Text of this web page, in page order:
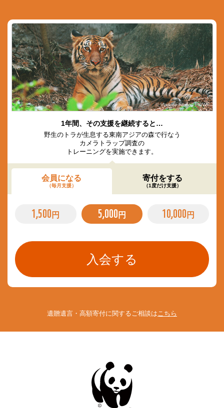
© Vladimir Filonov / WWF
1年間、その支援を継続すると…
野生のトラが生息する東南アジアの森で行なう
カメラトラップ調査の
トレーニングを実施できます。
会員になる
（毎月支援）
寄付をする
（1度だけ支援）
1,500 円 5,000 円 10,000 円
遺贈遺言・高額寄付に関するご相談はこちら